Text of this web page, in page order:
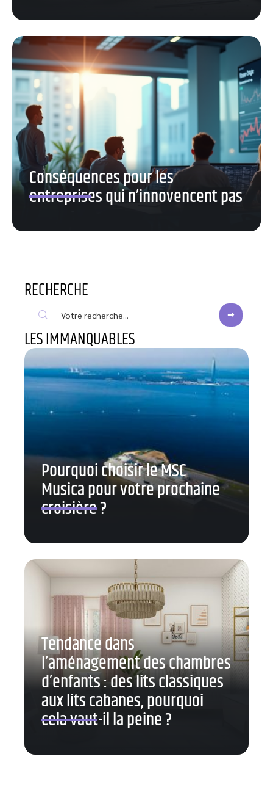
Conséquences pour les
entreprises qui n’innovencent pas
RECHERCHE
LES IMMANQUABLES
Pourquoi choisir le MSC
Musica pour votre prochaine
croisière ?
Tendance dans
l’aménagement des chambres
d’enfants : des lits classiques
aux lits cabanes, pourquoi
cela vaut-il la peine ?